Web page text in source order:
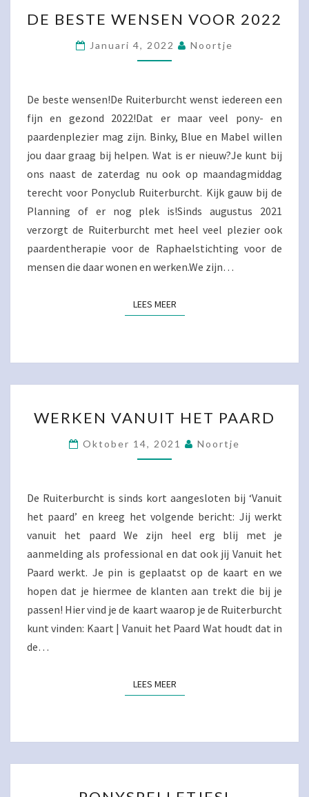
BESTE
VOOR
2022
DE BESTE WENSEN VOOR 2022
Januari 4, 2022 Noortje
De beste wensen!De Ruiterburcht wenst iedereen een
fijn en gezond 2022!Dat er maar veel pony- en
paardenplezier mag zijn. Binky, Blue en Mabel willen
jou daar graag bij helpen. Wat is er nieuw?Je kunt bij
ons naast de zaterdag nu ook op maandagmiddag
terecht voor Ponyclub Ruiterburcht. Kijk gauw bij de
Planning of er nog plek is!Sinds augustus 2021
verzorgt de Ruiterburcht met heel veel plezier ook
paardentherapie voor de Raphaelstichting voor de
mensen die daar wonen en werken.We zijn…
LEES MEERLEES MEER
VANUIT
PAARD
WERKEN VANUIT HET PAARD
Oktober 14, 2021 Noortje
De Ruiterburcht is sinds kort aangesloten bij ‘Vanuit
het paard’ en kreeg het volgende bericht: Jij werkt
vanuit het paard We zijn heel erg blij met je
aanmelding als professional en dat ook jij Vanuit het
Paard werkt. Je pin is geplaatst op de kaart en we
hopen dat je hiermee de klanten aan trekt die bij je
passen! Hier vind je de kaart waarop je de Ruiterburcht
kunt vinden: Kaart | Vanuit het Paard Wat houdt dat in
de…
LEES MEERLEES MEER